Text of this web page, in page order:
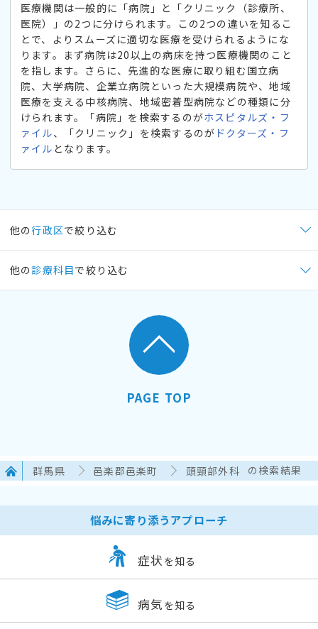
医療機関は一般的に「病院」と「クリニック（診療所、
医院）」の2つに分けられます。この2つの違いを知るこ
とで、よりスムーズに適切な医療を受けられるようにな
ります。まず病院は20以上の病床を持つ医療機関のこと
を指します。さらに、先進的な医療に取り組む国立病
院、大学病院、企業立病院といった大規模病院や、地域
医療を支える中核病院、地域密着型病院などの種類に分
けられます。「病院」を検索するのがホスピタルズ・フ
ァイル、「クリニック」を検索するのが ドクターズ・フ
ァイル となります。
他の行政区で絞り込む
他の 診療科目で絞り込む
PAGE TOP
群馬県 邑楽郡邑楽町 頭頸部外科 の検索結果
悩みに寄り添うアプローチ
症状 を知る
病気 を知る